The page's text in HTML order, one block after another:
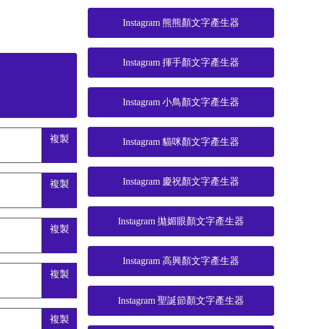
複製
複製
複製
複製
複製
Instagram 熊熊顏文字產生器
Instagram 揮手顏文字產生器
Instagram 小鳥顏文字產生器
Instagram 貓咪顏文字產生器
Instagram 慶祝顏文字產生器
Instagram 拋媚眼顏文字產生器
Instagram 高興顏文字產生器
Instagram 聖誕節顏文字產生器